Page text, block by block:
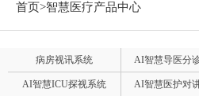
首页>智慧医疗产品中心
病房视讯系统 AI智慧导医分
AI智慧ICU探视系统 AI智慧医护对